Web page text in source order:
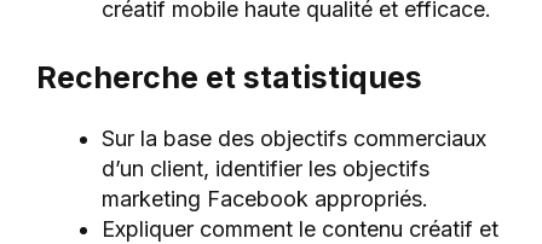
créatif mobile haute qualité et efficace.
Recherche et statistiques
Sur la base des objectifs commerciaux
d’un client, identifier les objectifs
marketing Facebook appropriés.
Expliquer comment le contenu créatif et